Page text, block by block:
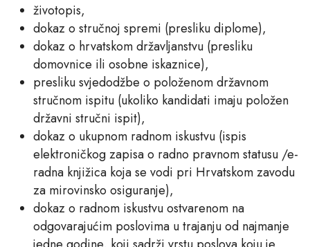
životopis,
dokaz o stručnoj spremi (presliku diplome),
dokaz o hrvatskom državljanstvu (presliku
domovnice ili osobne iskaznice),
presliku svjedodžbe o položenom državnom
stručnom ispitu (ukoliko kandidati imaju položen
državni stručni ispit),
dokaz o ukupnom radnom iskustvu (ispis
elektroničkog zapisa o radno pravnom statusu /e-
radna knjižica koja se vodi pri Hrvatskom zavodu
za mirovinsko osiguranje),
dokaz o radnom iskustvu ostvarenom na
odgovarajućim poslovima u trajanju od najmanje